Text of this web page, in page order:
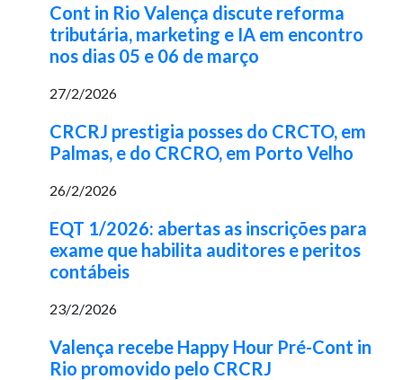
Cont in Rio Valença discute reforma
tributária, marketing e IA em encontro
nos dias 05 e 06 de março
27/2/2026
CRCRJ prestigia posses do CRCTO, em
Palmas, e do CRCRO, em Porto Velho
26/2/2026
EQT 1/2026: abertas as inscrições para
exame que habilita auditores e peritos
contábeis
23/2/2026
Valença recebe Happy Hour Pré-Cont in
Rio promovido pelo CRCRJ